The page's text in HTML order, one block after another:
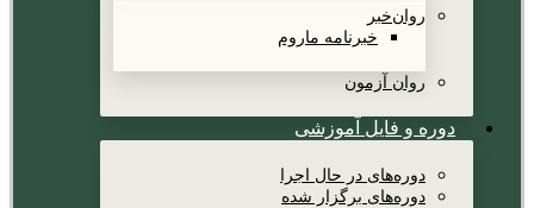
روان‌خبر
خبرنامه ماروم
روان آزمون
دوره و فایل آموزشی
دوره‌های در حال اجرا
دوره‌های برگزار شده